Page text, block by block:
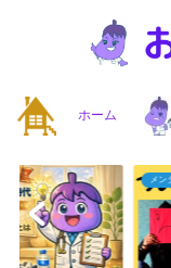
ホーム
メン